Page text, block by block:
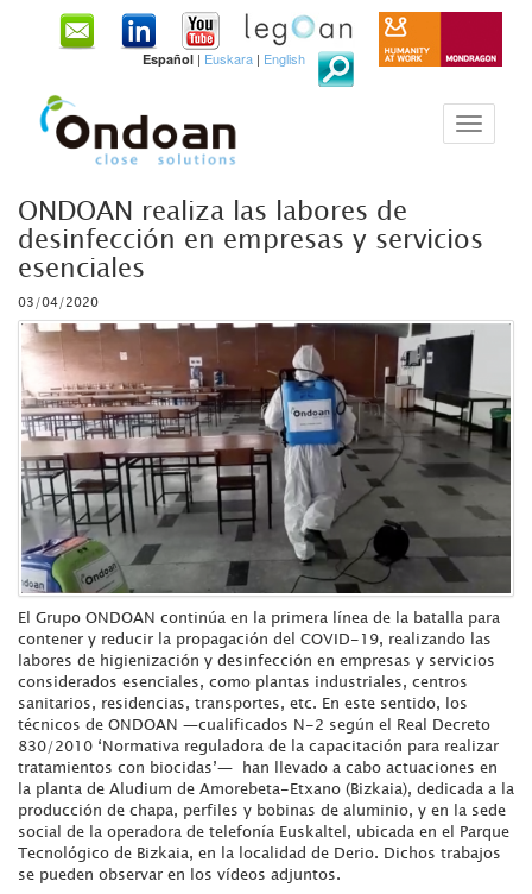
Español | Euskara | English
ONDOAN realiza las labores de
desinfección en empresas y servicios
esenciales
03/04/2020
El Grupo ONDOAN continúa en la primera línea de la batalla para
contener y reducir la propagación del COVID-19, realizando las
labores de higienización y desinfección en empresas y servicios
considerados esenciales, como plantas industriales, centros
sanitarios, residencias, transportes, etc. En este sentido, los
técnicos de ONDOAN —cualificados N-2 según el Real Decreto
830/2010 ‘Normativa reguladora de la capacitación para realizar
tratamientos con biocidas’— han llevado a cabo actuaciones en
la planta de Aludium de Amorebeta-Etxano (Bizkaia), dedicada a la
producción de chapa, perfiles y bobinas de aluminio, y en la sede
social de la operadora de telefonía Euskaltel, ubicada en el Parque
Tecnológico de Bizkaia, en la localidad de Derio. Dichos trabajos
se pueden observar en los vídeos adjuntos.